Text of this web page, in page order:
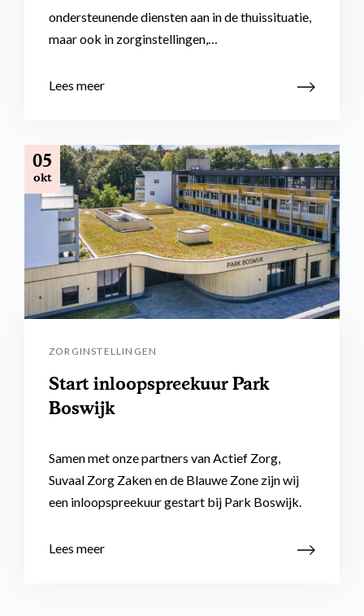
ondersteunende diensten aan in de thuissituatie,
maar ook in zorginstellingen,…
Lees meer
05
okt
ZORGINSTELLINGEN
Start inloopspreekuur Park
Boswijk
Samen met onze partners van Actief Zorg,
Suvaal Zorg Zaken en de Blauwe Zone zijn wij
een inloopspreekuur gestart bij Park Boswijk.
Lees meer